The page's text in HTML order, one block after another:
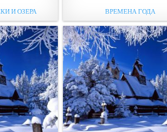
И ОЗЕРА ВРЕМЕНА ГОДА